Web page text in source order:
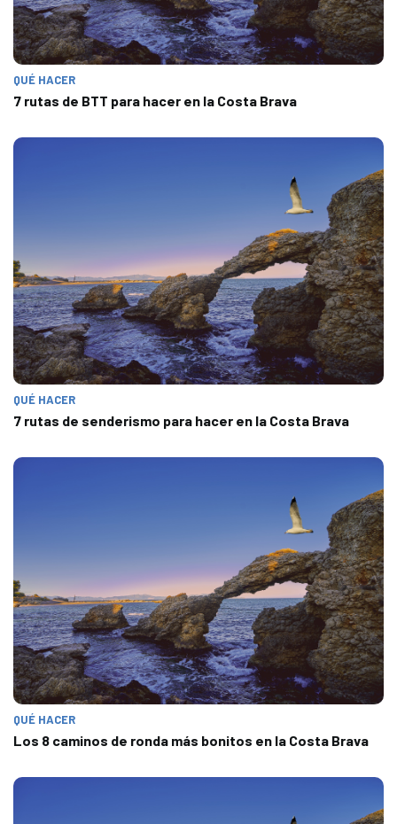
QUÉ HACER
7 rutas de BTT para hacer en la Costa Brava
QUÉ HACER
7 rutas de senderismo para hacer en la Costa Brava
QUÉ HACER
Los 8 caminos de ronda más bonitos en la Costa Brava